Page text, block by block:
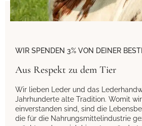
WIR SPENDEN 3% VON DEINER
Aus Respekt zu dem Tier
Wir lieben Leder und das
Jahrhunderte alte Tradition. Womit
einverstanden sind, sind die
die für die Nahrungsmittelindustrie